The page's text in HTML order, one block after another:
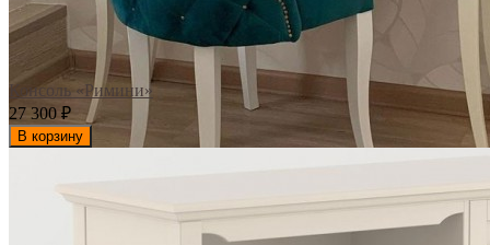
Консоль «Римини»
27 300 ₽
В корзину